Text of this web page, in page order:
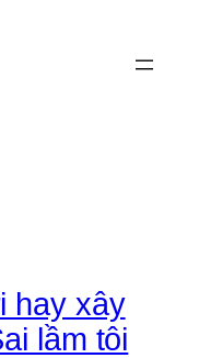
hay xây
lầm tôi